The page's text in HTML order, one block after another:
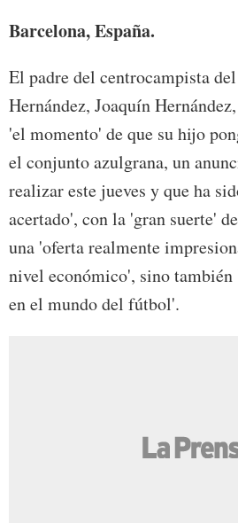
Barcelona, España.
El padre del centrocampista
Hernández, Joaquín
'el momento' de que su hijo
el conjunto azulgrana, un
realizar este jueves y que ha
acertado', con la 'gran suerte'
una 'oferta realmente
nivel económico', sino
en el mundo del fútbol'.